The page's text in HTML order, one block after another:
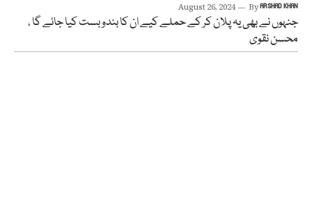
August 26, 2024 ByARSHAD KHAN
جنہوں نے بھی یہ پلان کر کے حملے کیے ان کا بندوبست کیا جائے گا ،
محسن نقوی